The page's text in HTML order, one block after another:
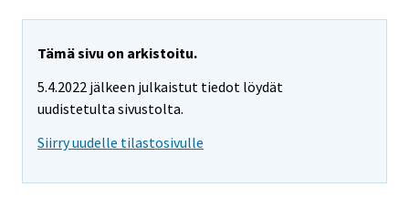
Tämä sivu on arkistoitu.
5.4.2022 jälkeen julkaistut tiedot löydät
uudistetulta sivustolta.
Siirry uudelle tilastosivulle